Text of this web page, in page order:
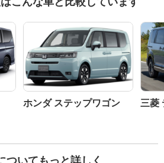
ホンダ ステップワゴン 三菱